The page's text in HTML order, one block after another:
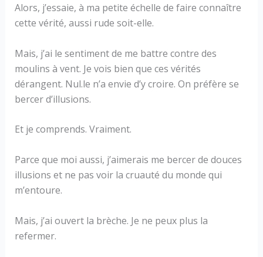
Alors, j’essaie, à ma petite échelle de faire connaître
cette vérité, aussi rude soit-elle.
Mais, j’ai le sentiment de me battre contre des
moulins à vent. Je vois bien que ces vérités
dérangent. Nul.le n’a envie d’y croire. On préfère se
bercer d’illusions.
Et je comprends. Vraiment.
Parce que moi aussi, j’aimerais me bercer de douces
illusions et ne pas voir la cruauté du monde qui
m’entoure.
Mais, j’ai ouvert la brèche. Je ne peux plus la
refermer.